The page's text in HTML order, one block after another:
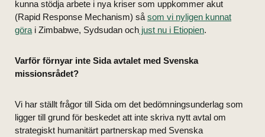
kunna stödja arbete i nya kriser som uppkommer akut
(Rapid Response Mechanism) så som vi nyligen kunnat
görai Zimbabwe, Sydsudan ochjust nu i Etiopien.
Varför förnyar inte Sida avtalet med Svenska
missionsrådet?
Vi har ställt frågor till Sida om det bedömningsunderlag som
ligger till grund för beskedet att inte skriva nytt avtal om
strategiskt humanitärt partnerskap med Svenska